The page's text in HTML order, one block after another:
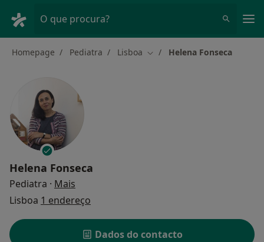
O que procura?
Homepage Pediatra Lisboa Mudar de cidade
Helena Fonseca
Helena Fonseca
Pediatra · Mais
Lisboa 1 endereço
Dados do contacto